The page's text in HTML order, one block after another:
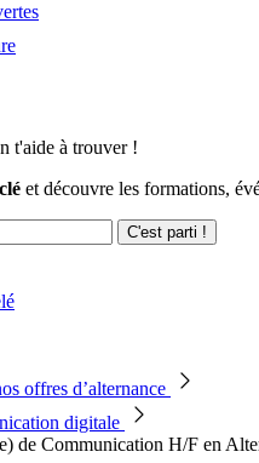
t'aide à trouver !
et découvre les formations,
C'est parti !
offres d’alternance
digitale
de Communication H/F en